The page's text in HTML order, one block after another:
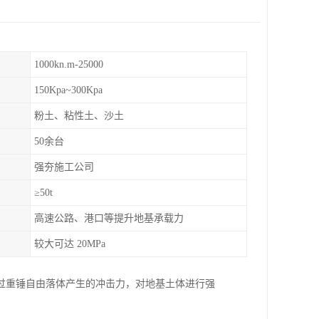
1000kn.m-25000
150Kpa~300Kpa
粉土、粘性土、沙土
50余台
强夯施工公司
≥50t
高速公路、港口等提升地基承载力
较大可达 20MPa
锤自由落体产生的冲击力，对地基土体进行强